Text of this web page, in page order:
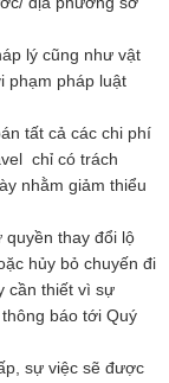
lý cũng như vật
phạm pháp luật
tất cả các chi phí
chỉ có trách
nhằm giảm thiểu
quyền thay đổi lộ
hủy bỏ chuyến đi
cần thiết vì sự
báo tới Quý
sự việc sẽ được